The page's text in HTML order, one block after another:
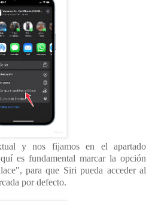
y nos fijamos en el apartado
es fundamental marcar la opción
para que Siri pueda acceder al
por defecto.